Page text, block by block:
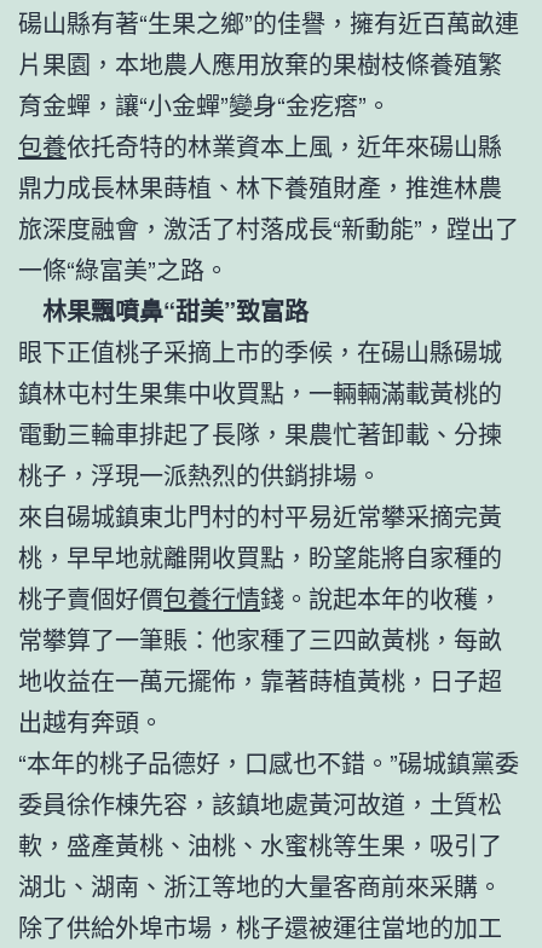
碭山縣有著“生果之鄉”的佳譽，擁有近百萬畝連
片果園，本地農人應用放棄的果樹枝條養殖繁
育金蟬，讓“小金蟬”變身“金疙瘩”。
包養依托奇特的林業資本上風，近年來碭山縣
鼎力成長林果蒔植、林下養殖財產，推進林農
旅深度融會，激活了村落成長“新動能”，蹚出了
一條“綠富美”之路。
林果飄噴鼻“甜美”致富路
眼下正值桃子采摘上市的季候，在碭山縣碭城
鎮林屯村生果集中收買點，一輛輛滿載黃桃的
電動三輪車排起了長隊，果農忙著卸載、分揀
桃子，浮現一派熱烈的供銷排場。
來自碭城鎮東北門村的村平易近常攀采摘完黃
桃，早早地就離開收買點，盼望能將自家種的
桃子賣個好價包養行情錢。說起本年的收穫，
常攀算了一筆賬：他家種了三四畝黃桃，每畝
地收益在一萬元擺佈，靠著蒔植黃桃，日子超
出越有奔頭。
“本年的桃子品德好，口感也不錯。”碭城鎮黨委
委員徐作棟先容，該鎮地處黃河故道，土質松
軟，盛產黃桃、油桃、水蜜桃等生果，吸引了
湖北、湖南、浙江等地的大量客商前來采購。
除了供給外埠市場，桃子還被運往當地的加工